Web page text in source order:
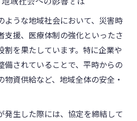
ような地域社会において、災害時
支援、医療体制の強化といったさ
割を果たしています。特に企業や
備されていることで、平時からの
物資供給など、地域全体の安全・
発生した際には、協定を締結して